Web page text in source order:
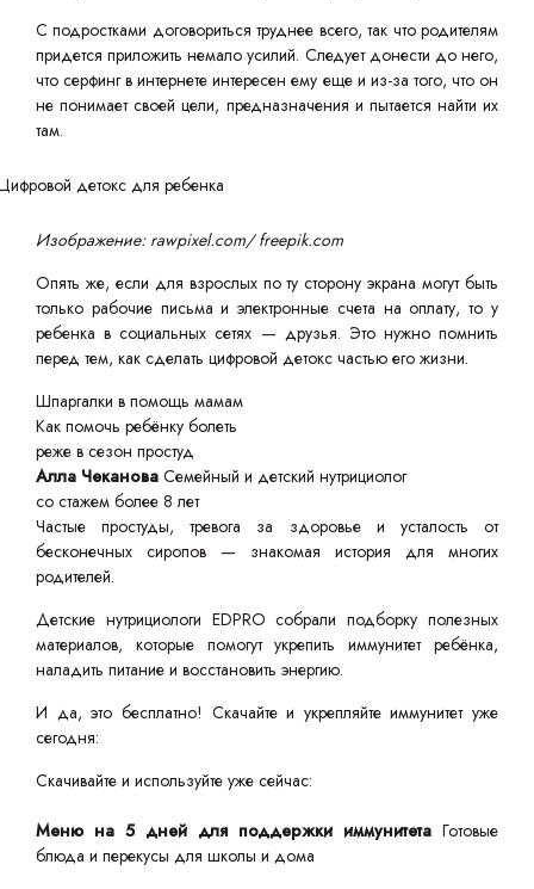
С подростками договориться труднее всего, так что родителям
придется приложить немало усилий. Следует донести до него,
что серфинг в интернете интересен ему еще и из-за того, что он
не понимает своей цели, предназначения и пытается найти их
там.
Изображение: rawpixel.com/ freepik.com
Опять же, если для взрослых по ту сторону экрана могут быть
только рабочие письма и электронные счета на оплату, то у
ребенка в социальных сетях — друзья. Это нужно помнить
перед тем, как сделать цифровой детокс частью его жизни.
Шпаргалки в помощь мамам
Как помочь ребёнку болеть
реже в сезон простуд
Алла Чеканова Семейный и детский нутрициолог
со стажем более 8 лет
Частые простуды, тревога за здоровье и усталость от
бесконечных сиропов — знакомая история для многих
родителей.
Детские нутрициологи EDPRO собрали подборку полезных
материалов, которые помогут укрепить иммунитет ребёнка,
наладить питание и восстановить энергию.
И да, это бесплатно! Скачайте и укрепляйте иммунитет уже
сегодня:
Скачивайте и используйте уже сейчас:
Меню на 5 дней для поддержки иммунитета Готовые
блюда и перекусы для школы и дома